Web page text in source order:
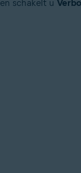
en schakelt u